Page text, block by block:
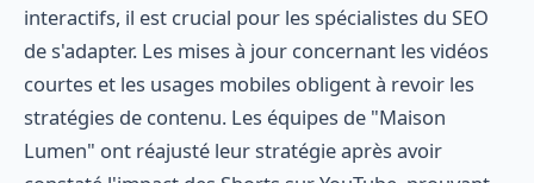
interactifs, il est crucial pour les spécialistes du SEO
de s'adapter. Les mises à jour concernant les vidéos
courtes et les usages mobiles obligent à revoir les
stratégies de contenu. Les équipes de "Maison
Lumen" ont réajusté leur stratégie après avoir